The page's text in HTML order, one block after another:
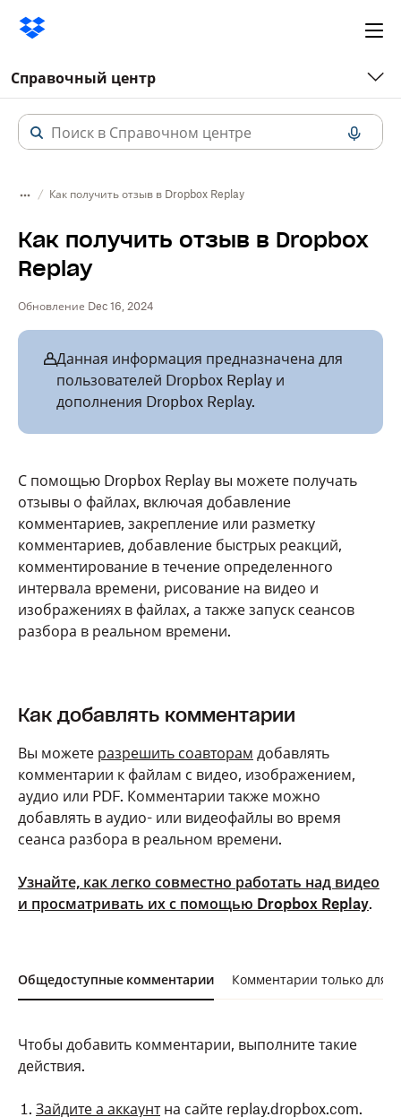
Справочный центр
Как получить отзыв в Dropbox Replay
Как получить отзыв в Dropbox
Replay
Обновление Dec 16, 2024
Данная информация предназначена для
пользователей Dropbox Replay и
дополнения Dropbox Replay.
С помощью Dropbox Replay вы можете получать
отзывы о файлах, включая добавление
комментариев, закрепление или разметку
комментариев, добавление быстрых реакций,
комментирование в течение определенного
интервала времени, рисование на видео и
изображениях в файлах, а также запуск сеансов
разбора в реальном времени.
Как добавлять комментарии
Вы можете разрешить соавторам добавлять
комментарии к файлам с видео, изображением,
аудио или PDF. Комментарии также можно
добавлять в аудио- или видеофайлы во время
сеанса разбора в реальном времени.
Узнайте, как легко совместно работать над видео
и просматривать их с помощью Dropbox Replay.
Общедоступные комментарии Комментарии только для
Чтобы добавить комментарии, выполните такие
действия.
Зайдите а аккаунтна сайте replay.dropbox.com.